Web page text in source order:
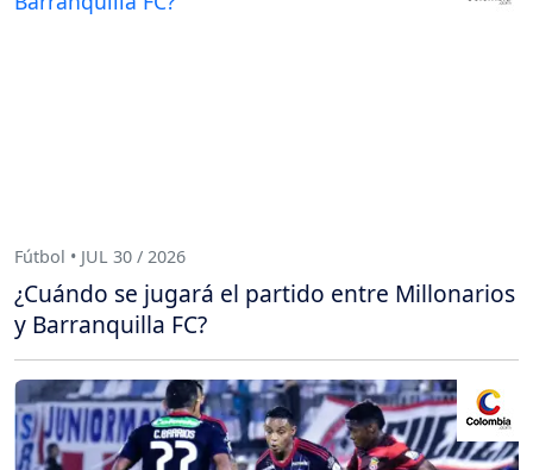
Fútbol • JUL 30 / 2026
¿Cuándo se jugará el partido entre Millonarios
y Barranquilla FC?